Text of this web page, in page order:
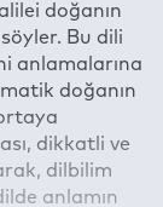
Linkedin
Whatsapp
E-mail
doğanın
söyler. Bu dili
anlamalarına
doğanın
dikkatli ve
dilbilim
anlamın